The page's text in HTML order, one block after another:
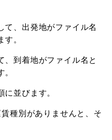
て、出発地がファイル名
す。
、到着地がファイル名と
並びます。
種別がありませんと、そ